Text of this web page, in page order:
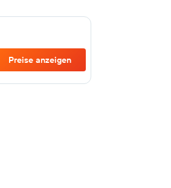
Preise anzeigen